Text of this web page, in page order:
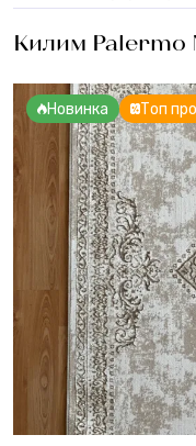
Килим Palermo
Новинка Топ